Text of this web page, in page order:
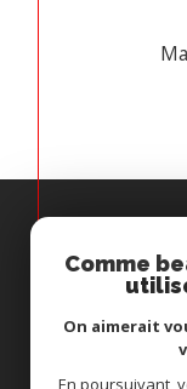
Comme
On aimerait
En poursuivant,